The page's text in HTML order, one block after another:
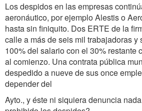
Los despidos en las empresas
aeronáutico, por ejemplo Alestis o
hasta sin finiquito. Dos ERTE de la
calle a más de seis mil trabajadoras y
100% del salario con el 30% restante
al comienzo. Una contrata pública
despedido a nueve de sus once
depender del
Ayto., y éste ni siquiera denuncia